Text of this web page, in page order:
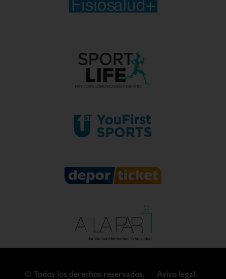
© Todos los derechos reservados. Aviso legal.